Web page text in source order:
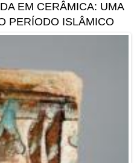
encerramento da
exposição "25 de Abril de
EM CERÂMICA: UMA
PERÍODO ISLÂMICO